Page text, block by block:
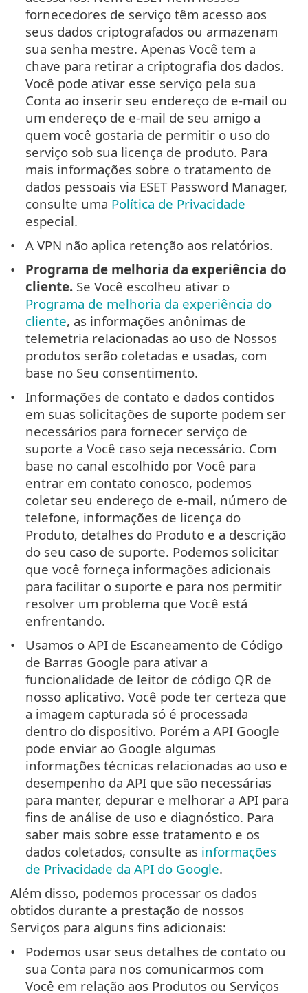
fornecedores de serviço têm acesso aos
seus dados criptografados ou armazenam
sua senha mestre. Apenas Você tem a
chave para retirar a criptografia dos dados.
Você pode ativar esse serviço pela sua
Conta ao inserir seu endereço de e-mail ou
um endereço de e-mail de seu amigo a
quem você gostaria de permitir o uso do
serviço sob sua licença de produto. Para
mais informações sobre o tratamento de
dados pessoais via ESET Password Manager,
consulte uma Política de Privacidade
especial.
A VPN não aplica retenção aos relatórios.
Programa de melhoria da experiência do
cliente. Se Você escolheu ativar o
Programa de melhoria da experiência do
cliente, as informações anônimas de
telemetria relacionadas ao uso de Nossos
produtos serão coletadas e usadas, com
base no Seu consentimento.
Informações de contato e dados contidos
em suas solicitações de suporte podem ser
necessários para fornecer serviço de
suporte a Você caso seja necessário. Com
base no canal escolhido por Você para
entrar em contato conosco, podemos
coletar seu endereço de e-mail, número de
telefone, informações de licença do
Produto, detalhes do Produto e a descrição
do seu caso de suporte. Podemos solicitar
que você forneça informações adicionais
para facilitar o suporte e para nos permitir
resolver um problema que Você está
enfrentando.
Usamos o API de Escaneamento de Código
de Barras Google para ativar a
funcionalidade de leitor de código QR de
nosso aplicativo. Você pode ter certeza que
a imagem capturada só é processada
dentro do dispositivo. Porém a API Google
pode enviar ao Google algumas
informações técnicas relacionadas ao uso e
desempenho da API que são necessárias
para manter, depurar e melhorar a API para
fins de análise de uso e diagnóstico. Para
saber mais sobre esse tratamento e os
dados coletados, consulte as informações
de Privacidade da API do Google.
Além disso, podemos processar os dados
obtidos durante a prestação de nossos
Serviços para alguns fins adicionais:
Podemos usar seus detalhes de contato ou
sua Conta para nos comunicarmos com
Você em relação aos Produtos ou Serviços